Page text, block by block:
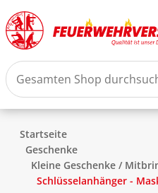
Startseite
Geschenke
Kleine Geschenke /
Schlüsselanhänger -